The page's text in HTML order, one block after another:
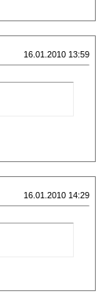
16.01.2010 13:59
16.01.2010 14:29